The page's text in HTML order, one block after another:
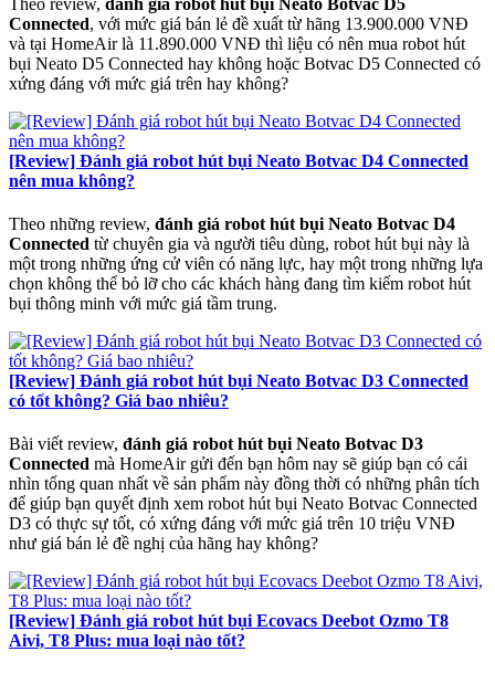
Theo review, đánh giá robot hút bụi Neato Botvac D5
Connected, với mức giá bán lẻ đề xuất từ hãng 13.900.000 VNĐ
và tại HomeAir là 11.890.000 VNĐ thì liệu có nên mua robot hút
bụi Neato D5 Connected hay không hoặc Botvac D5 Connected có
xứng đáng với mức giá trên hay không?
[Review] Đánh giá robot hút bụi Neato Botvac D4 Connected
nên mua không?
Theo những review, đánh giá robot hút bụi Neato Botvac D4
Connected từ chuyên gia và người tiêu dùng, robot hút bụi này là
một trong những ứng cử viên có năng lực, hay một trong những lựa
chọn không thể bỏ lỡ cho các khách hàng đang tìm kiếm robot hút
bụi thông minh với mức giá tầm trung.
[Review] Đánh giá robot hút bụi Neato Botvac D3 Connected
có tốt không? Giá bao nhiêu?
Bài viết review, đánh giá robot hút bụi Neato Botvac D3
Connected mà HomeAir gửi đến bạn hôm nay sẽ giúp bạn có cái
nhìn tổng quan nhất về sản phẩm này đồng thời có những phân tích
để giúp bạn quyết định xem robot hút bụi Neato Botvac Connected
D3 có thực sự tốt, có xứng đáng với mức giá trên 10 triệu VNĐ
như giá bán lẻ đề nghị của hãng hay không?
[Review] Đánh giá robot hút bụi Ecovacs Deebot Ozmo T8
Aivi, T8 Plus: mua loại nào tốt?